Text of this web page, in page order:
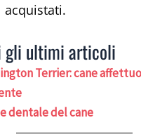
acquistati.
gli ultimi articoli
Terrier: cane
dentale del cane